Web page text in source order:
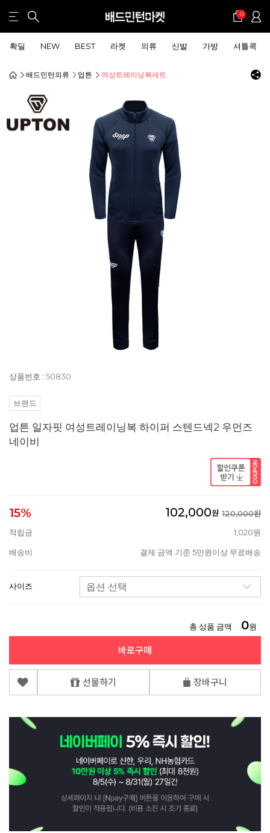
0
확딜 NEW BEST 라켓 의류 신발 가방 셔틀콕
배드민턴의류 업튼 여성트레이닝복세트
상품번호 : 50830
브랜드
업튼 일자핏 여성트레이닝복 하이퍼 스텐드넥2 우먼즈
네이비
15% 102,000원 120,000원
적립금
1,020원
배송비 결제 금액 기준 5만원이상 무료배송
사이즈
총 상품 금액 0원
바로구매
선물하기 장바구니